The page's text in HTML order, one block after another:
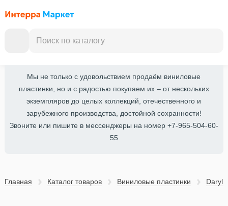
Мы не только с удовольствием продаём виниловые
пластинки, но и с радостью покупаем их – от нескольких
экземпляров до целых коллекций, отечественного и
зарубежного производства, достойной сохранности!
Звоните или пишите в мессенджеры на номер +7-965-504-60-
55
Главная Каталог товаров Виниловые пластинки Daryl